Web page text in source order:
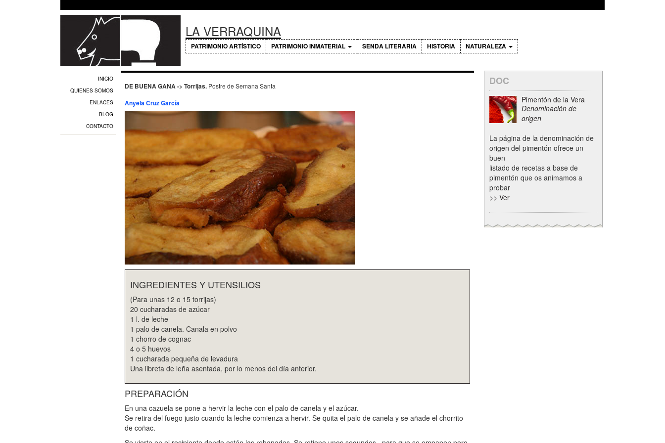
LA VERRAQUINA
PATRIMONIO ARTÍSTICO PATRIMONIO INMATERIAL SENDA LITERARIA HISTORIA NATURALEZA
INICIO
QUIENES SOMOS
ENLACES
BLOG
CONTACTO
DE BUENA GANA -> Torrijas. Postre de Semana Santa
Anyela Cruz García
INGREDIENTES Y UTENSILIOS
(Para unas 12 o 15 torrijas)
20 cucharadas de azúcar
1 l. de leche
1 palo de canela. Canala en polvo
1 chorro de cognac
4 o 5 huevos
1 cucharada pequeña de levadura
Una libreta de leña asentada, por lo menos del día anterior.
PREPARACIÓN
En una cazuela se pone a hervir la leche con el palo de canela y el azúcar.
Se retira del fuego justo cuando la leche comienza a hervir. Se quita el palo de canela y se añade el chorrito
de coñac.
DOC
Pimentón de la Vera
Denominación de
origen
La página de la denominación de
origen del pimentón ofrece un
buen
listado de recetas a base de
pimentón que os animamos a
probar
>> Ver